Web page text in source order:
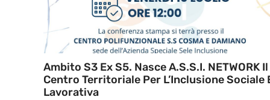
Ambito S3 Ex S5. Nasce A.S.S.I. NETWORK Il
Centro Territoriale Per L’Inclusione Sociale
Lavorativa